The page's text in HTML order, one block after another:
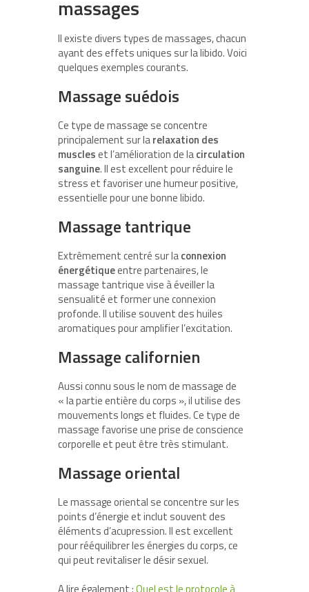
massages
Il existe divers types de massages, chacun
ayant des effets uniques sur la libido. Voici
quelques exemples courants.
Massage suédois
Ce type de massage se concentre
principalement sur larelaxation des
muscleset l’amélioration de lacirculation
sanguine. Il est excellent pour réduire le
stress et favoriser une humeur positive,
essentielle pour une bonne libido.
Massage tantrique
Extrêmement centré sur laconnexion
énergétiqueentre partenaires, le
massage tantrique vise à éveiller la
sensualité et former une connexion
profonde. Il utilise souvent des huiles
aromatiques pour amplifier l’excitation.
Massage californien
Aussi connu sous le nom de massage de
« la partie entière du corps », il utilise des
mouvements longs et fluides. Ce type de
massage favorise une prise de conscience
corporelle et peut être très stimulant.
Massage oriental
Le massage oriental se concentre sur les
points d’énergie et inclut souvent des
éléments d’acupression. Il est excellent
pour rééquilibrer les énergies du corps, ce
qui peut revitaliser le désir sexuel.